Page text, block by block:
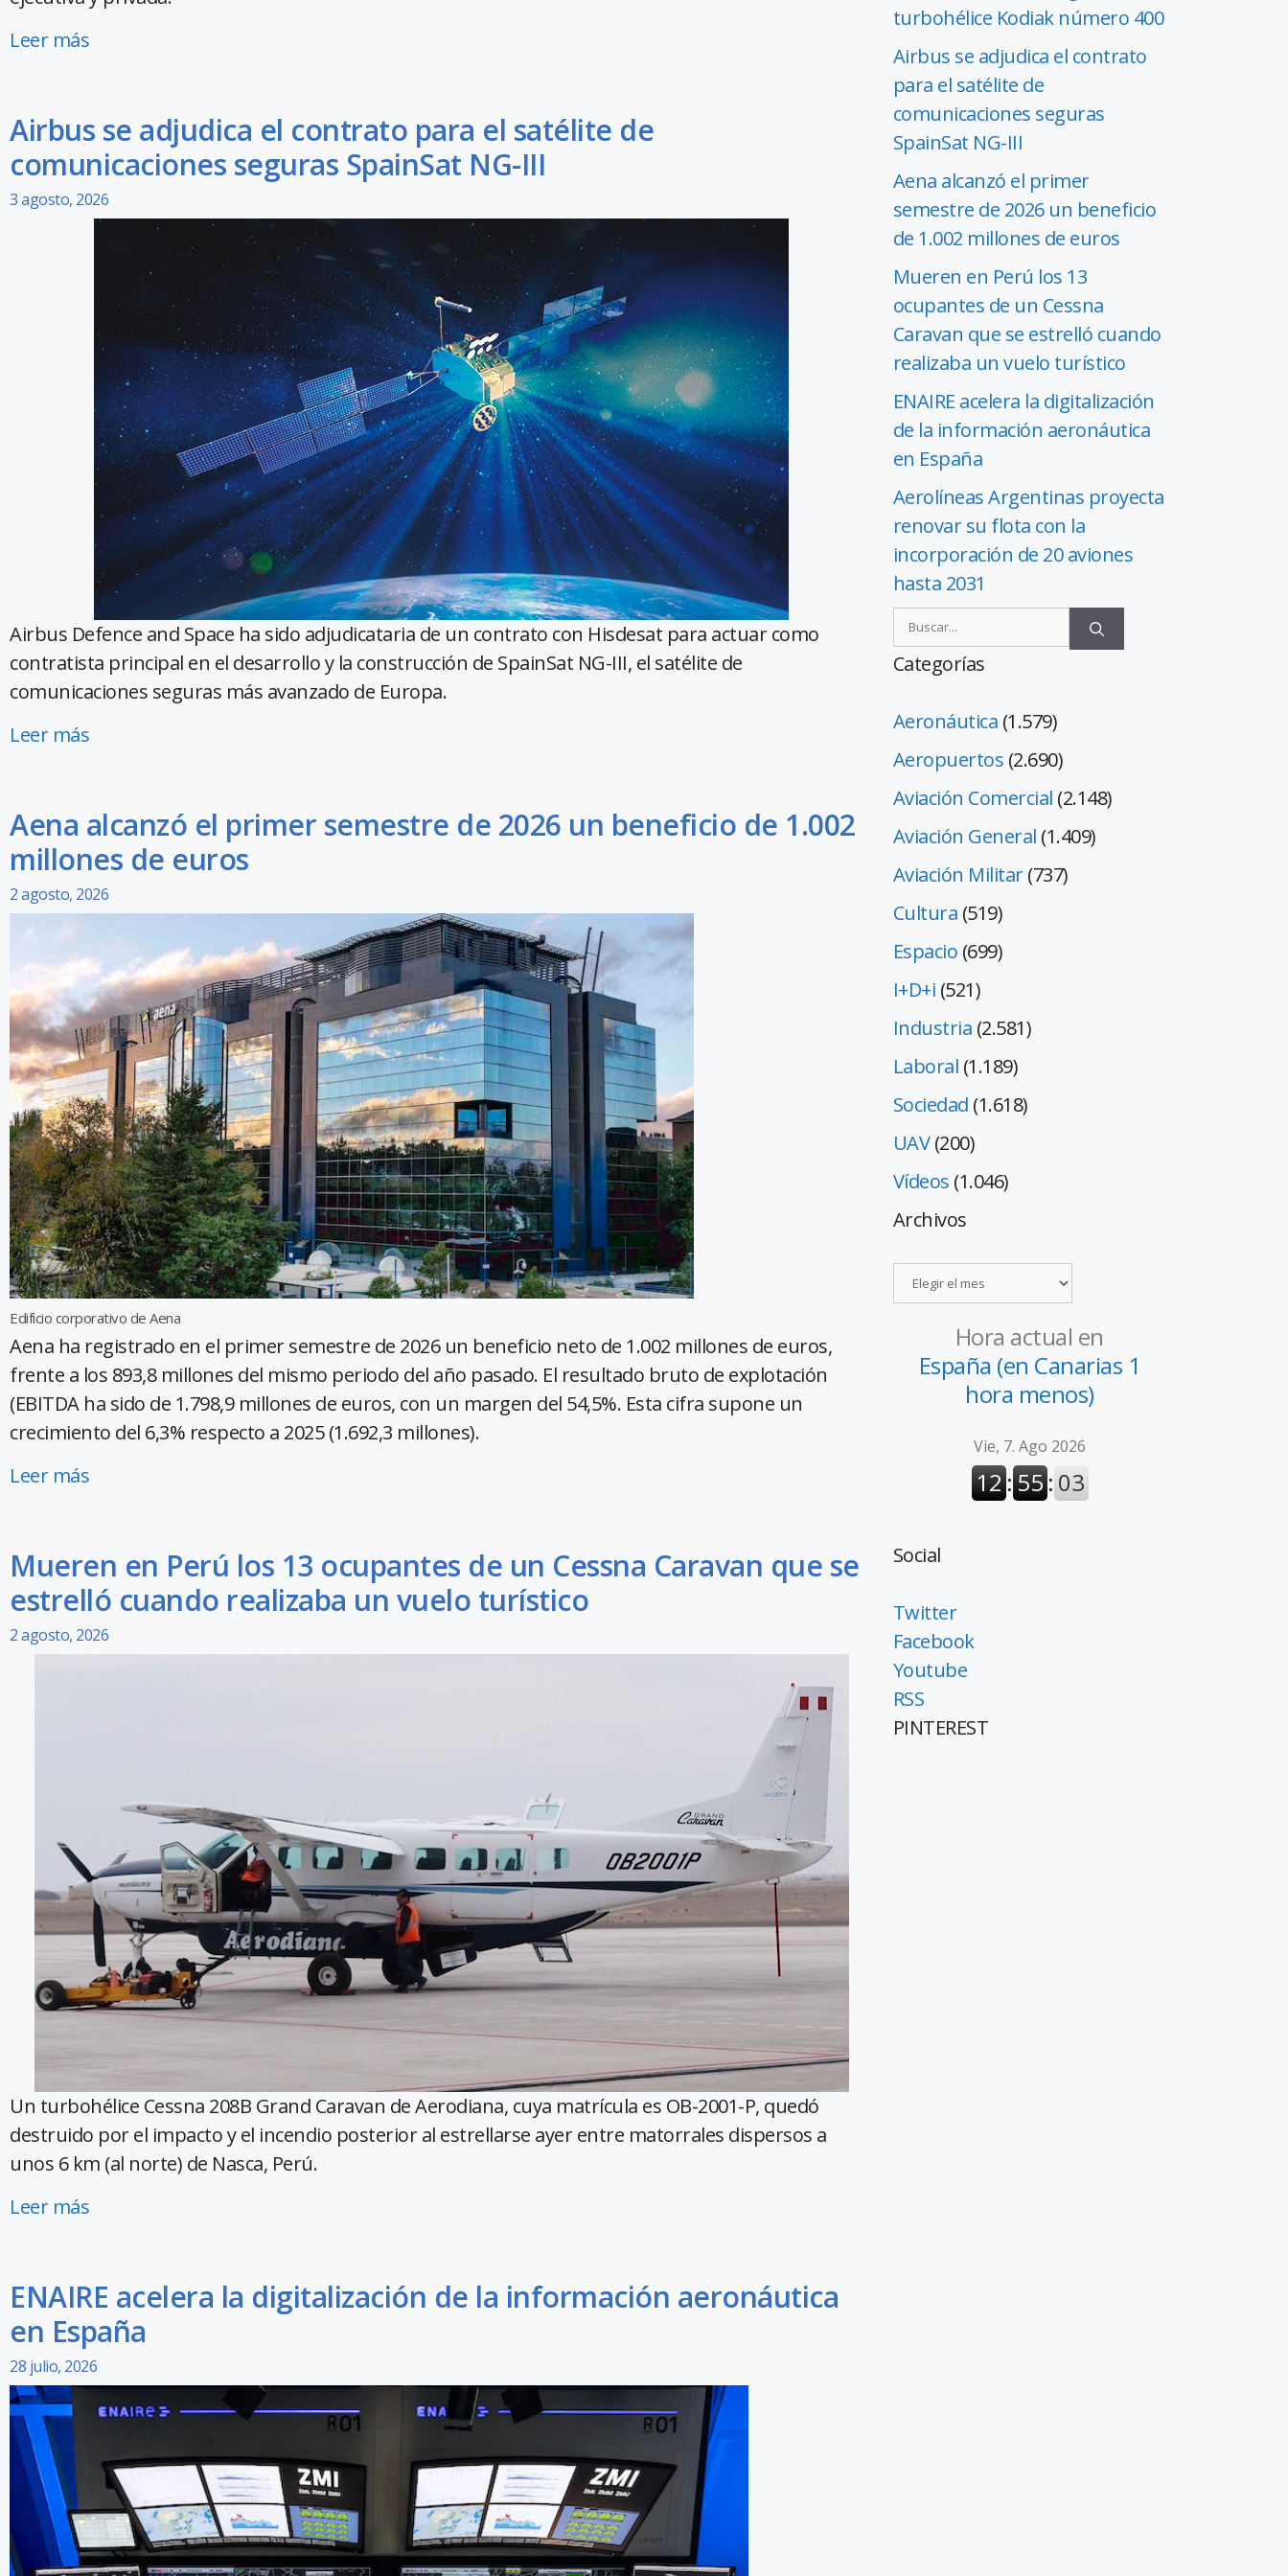
Leer más
Airbus se adjudica el contrato para el satélite de
comunicaciones seguras SpainSat NG-III
3 agosto, 2026
Airbus Defence and Space ha sido adjudicataria de un contrato con Hisdesat para actuar como
contratista principal en el desarrollo y la construcción de SpainSat NG-III, el satélite de
comunicaciones seguras más avanzado de Europa.
Leer más
Aena alcanzó el primer semestre de 2026 un beneficio de 1.002
millones de euros
2 agosto, 2026
Edificio corporativo de Aena
Aena ha registrado en el primer semestre de 2026 un beneficio neto de 1.002 millones de euros,
frente a los 893,8 millones del mismo periodo del año pasado. El resultado bruto de explotación
(EBITDA ha sido de 1.798,9 millones de euros, con un margen del 54,5%. Esta cifra supone un
crecimiento del 6,3% respecto a 2025 (1.692,3 millones).
Leer más
Mueren en Perú los 13 ocupantes de un Cessna Caravan que se
estrelló cuando realizaba un vuelo turístico
2 agosto, 2026
Un turbohélice Cessna 208B Grand Caravan de Aerodiana, cuya matrícula es OB-2001-P, quedó
destruido por el impacto y el incendio posterior al estrellarse ayer entre matorrales dispersos a
unos 6 km (al norte) de Nasca, Perú.
Leer más
ENAIRE acelera la digitalización de la información aeronáutica
en España
28 julio, 2026
turbohélice Kodiak número 400
Airbus se adjudica el contrato
para el satélite de
comunicaciones seguras
SpainSat NG-III
Aena alcanzó el primer
semestre de 2026 un beneficio
de 1.002 millones de euros
Mueren en Perú los 13
ocupantes de un Cessna
Caravan que se estrelló cuando
realizaba un vuelo turístico
ENAIRE acelera la digitalización
de la información aeronáutica
en España
Aerolíneas Argentinas proyecta
renovar su flota con la
incorporación de 20 aviones
hasta 2031
Categorías
Aeronáutica (1.579)
Aeropuertos (2.690)
Aviación Comercial (2.148)
Aviación General (1.409)
Aviación Militar(737)
Cultura (519)
Espacio (699)
I+D+i (521)
Industria (2.581)
Laboral (1.189)
Sociedad (1.618)
UAV(200)
Vídeos (1.046)
Archivos
Hora actual en
España (en Canarias 1
hora menos)
Social
Twitter
Facebook
Youtube
RSS
PINTEREST